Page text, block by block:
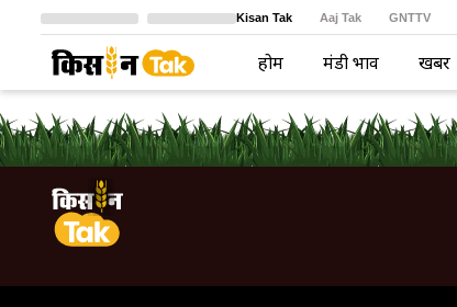
Kisan Tak Aaj Tak GNTTV
Crime Tak Astro Tak
होम मंडी भाव खबरें